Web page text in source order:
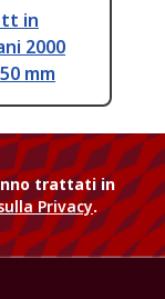
in
2000
mm
trattati in
Privacy.